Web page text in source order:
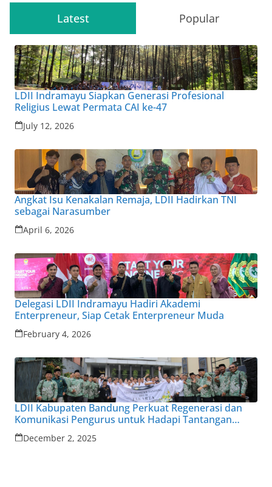
Latest Popular
LDII Indramayu Siapkan Generasi Profesional
Religius Lewat Permata CAI ke-47
July 12, 2026
Angkat Isu Kenakalan Remaja, LDII Hadirkan TNI
sebagai Narasumber
April 6, 2026
Delegasi LDII Indramayu Hadiri Akademi
Enterpreneur, Siap Cetak Enterpreneur Muda
February 4, 2026
LDII Kabupaten Bandung Perkuat Regenerasi dan
Komunikasi Pengurus untuk Hadapi Tantangan
Zaman
December 2, 2025